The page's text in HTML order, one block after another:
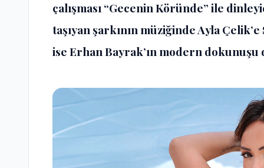
çalışması “Gecenin Köründe” ile
taşıyan şarkının müziğinde Ayla
ise Erhan Bayrak’ın modern